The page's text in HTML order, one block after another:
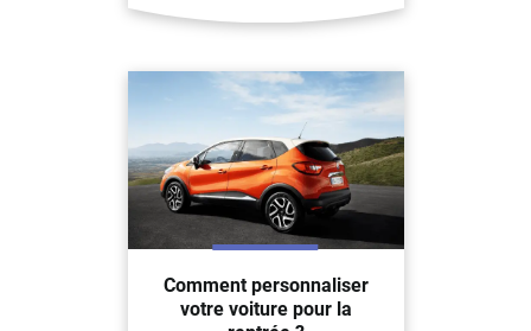
Comment personnaliser
votre voiture pour la